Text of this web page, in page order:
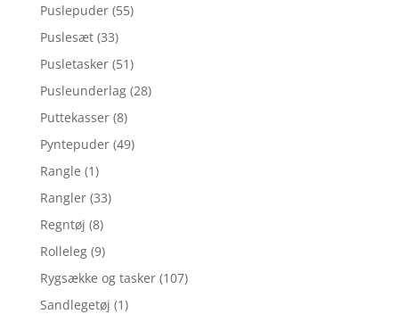
Puslepuder (55)
Puslesæt (33)
Pusletasker (51)
Pusleunderlag (28)
Puttekasser (8)
Pyntepuder (49)
Rangle (1)
Rangler (33)
Regntøj (8)
Rolleleg (9)
Rygsække og tasker (107)
Sandlegetøj (1)